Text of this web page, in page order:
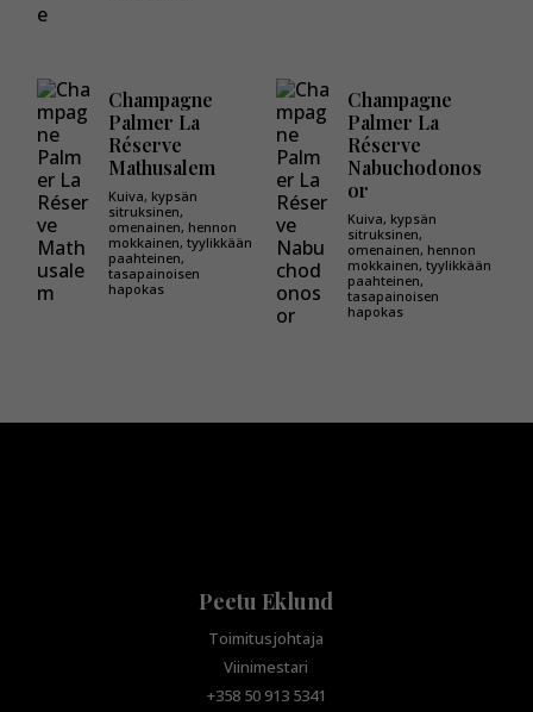
Champagne
Palmer La
Réserve
Mathusalem
Kuiva, kypsän
sitruksinen,
omenainen, hennon
mokkainen, tyylikkään
paahteinen,
tasapainoisen
hapokas
Champagne
Palmer La
Réserve
Nabuchodonos
or
Kuiva, kypsän
sitruksinen,
omenainen, hennon
mokkainen, tyylikkään
paahteinen,
tasapainoisen
hapokas
Peetu Eklund
Toimitusjohtaja
Viinimestari
+358 50 913 5341